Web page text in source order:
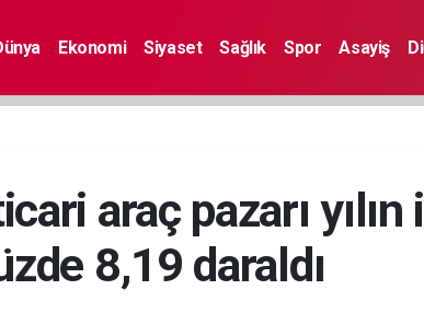
Ekonomi Siyaset Sağlık Spor Asayiş
araç pazarı yılın
8,19 daraldı